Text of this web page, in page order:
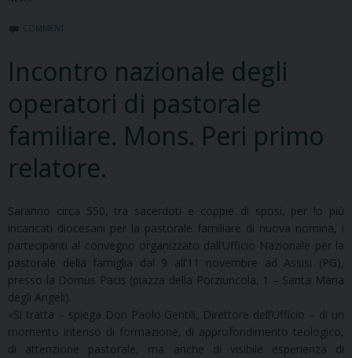
COMMENT
Incontro nazionale degli
operatori di pastorale
familiare. Mons. Peri primo
relatore.
Saranno circa 550, tra sacerdoti e coppie di sposi, per lo più
incaricati diocesani per la pastorale familiare di nuova nomina, i
partecipanti al convegno organizzato dall’Ufficio Nazionale per la
pastorale della famiglia dal 9 all’11 novembre ad Assisi (PG),
presso la Domus Pacis (piazza della Porziuncola, 1 – Santa Maria
degli Angeli).
«Si tratta – spiega Don Paolo Gentili, Direttore dell’Ufficio – di un
momento intenso di formazione, di approfondimento teologico,
di attenzione pastorale, ma anche di visibile esperienza di